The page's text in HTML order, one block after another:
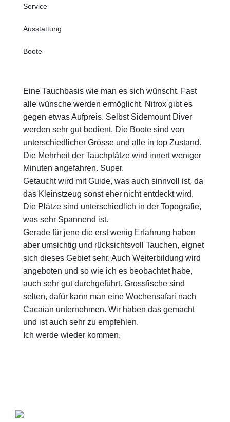
Service
Ausstattung
Boote
Eine Tauchbasis wie man es sich wünscht. Fast
alle wünsche werden ermöglicht. Nitrox gibt es
gegen etwas Aufpreis. Selbst Sidemount Diver
werden sehr gut bedient. Die Boote sind von
unterschiedlicher Grösse und alle in top Zustand.
Die Mehrheit der Tauchplätze wird innert weniger
Minuten angefahren. Super.
Getaucht wird mit Guide, was auch sinnvoll ist, da
das Kleinstzeug sonst eher nicht entdeckt wird.
Die Plätze sind unterschiedlich in der Topografie,
was sehr Spannend ist.
Gerade für jene die erst wenig Erfahrung haben
aber umsichtig und rücksichtsvoll Tauchen, eignet
sich dieses Gebiet sehr. Auch Weiterbildung wird
angeboten und so wie ich es beobachtet habe,
auch sehr gut durchgeführt. Grossfische sind
selten, dafür kann man eine Wochensafari nach
Cacaian unternehmen. Wir haben das gemacht
und ist auch sehr zu empfehlen.
Ich werde wieder kommen.